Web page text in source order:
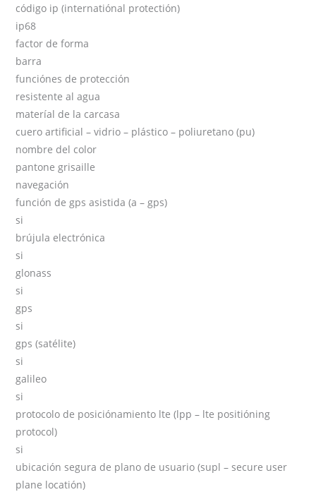
código ip (internatiónal protectión)
ip68
factor de forma
barra
funciónes de protección
resistente al agua
materíal de la carcasa
cuero artificial – vidrio – plástico – poliuretano (pu)
nombre del color
pantone grisaille
navegación
función de gps asistida (a – gps)
si
brújula electrónica
si
glonass
si
gps
si
gps (satélite)
si
galileo
si
protocolo de posiciónamiento lte (lpp – lte positióning
protocol)
si
ubicación segura de plano de usuario (supl – secure user
plane locatión)